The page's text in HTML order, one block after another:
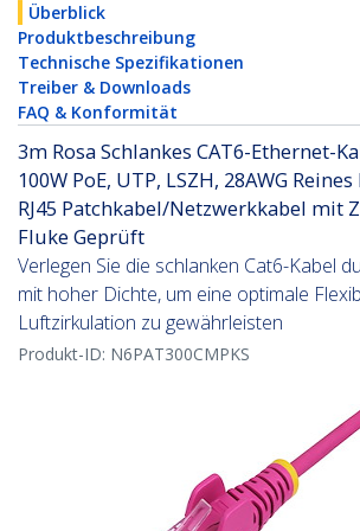
Überblick
Produktbeschreibung
Technische Spezifikationen
Treiber & Downloads
FAQ & Konformität
3m Rosa Schlankes CAT6-Ethernet-
100W PoE, UTP, LSZH, 28AWG
RJ45 Patchkabel/Netzwerkkabel mit
Fluke Geprüft
Verlegen Sie die schlanken Cat6-Kabel
mit hoher Dichte, um eine optimale
Luftzirkulation zu gewährleisten
Produkt-ID: N6PAT300CMPKS